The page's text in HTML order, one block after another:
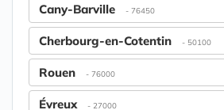
Cany-Barville - 76450
Cherbourg-en-Cotentin - 50100
Rouen - 76000
Évreux - 27000